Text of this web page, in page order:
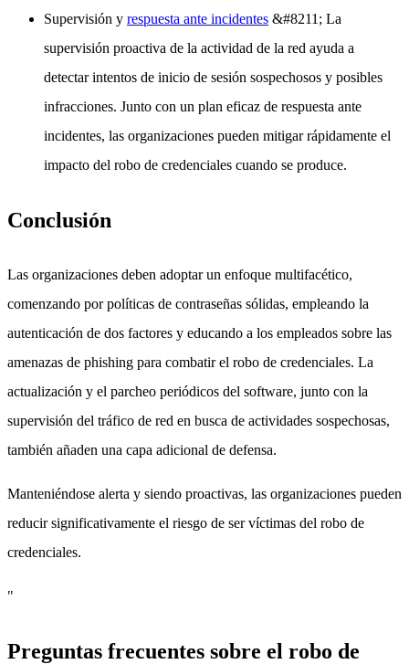
Supervisión y respuesta ante incidentes &#8211; La
supervisión proactiva de la actividad de la red ayuda a
detectar intentos de inicio de sesión sospechosos y posibles
infracciones. Junto con un plan eficaz de respuesta ante
incidentes, las organizaciones pueden mitigar rápidamente el
impacto del robo de credenciales cuando se produce.
Conclusión
Las organizaciones deben adoptar un enfoque multifacético,
comenzando por políticas de contraseñas sólidas, empleando la
autenticación de dos factores y educando a los empleados sobre las
amenazas de phishing para combatir el robo de credenciales. La
actualización y el parcheo periódicos del software, junto con la
supervisión del tráfico de red en busca de actividades sospechosas,
también añaden una capa adicional de defensa.
Manteniéndose alerta y siendo proactivas, las organizaciones pueden
reducir significativamente el riesgo de ser víctimas del robo de
credenciales.
"
Preguntas frecuentes sobre el robo de